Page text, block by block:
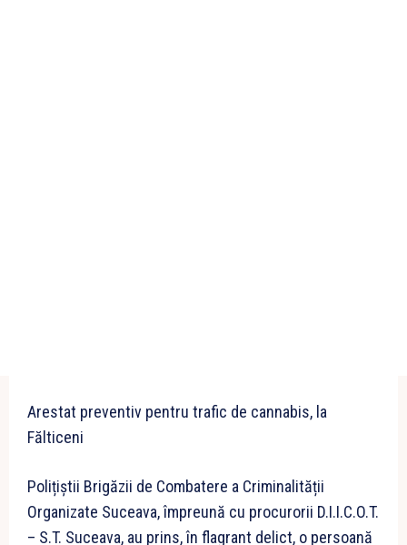
Arestat preventiv pentru trafic de cannabis, la
Fălticeni
Polițiștii Brigăzii de Combatere a Criminalității
Organizate Suceava, împreună cu procurorii D.I.I.C.O.T.
– S.T. Suceava, au prins, în flagrant delict, o persoană